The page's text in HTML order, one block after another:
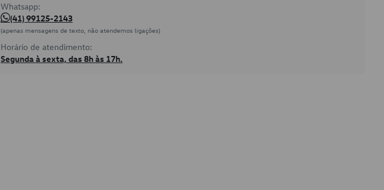
Whatsapp:
(41) 99125-2143
(apenas mensagens de texto, não atendemos ligações)
Horário de atendimento:
Segunda à sexta, das 8h às 17h.